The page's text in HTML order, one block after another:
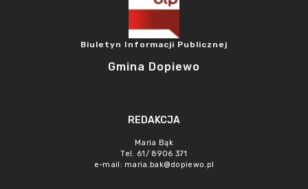
Biuletyn Informacji Publicznej
Gmina Dopiewo
REDAKCJA
Maria Bąk
Tel. 61/ 8906 371
e-mail: maria.bak@dopiewo.pl